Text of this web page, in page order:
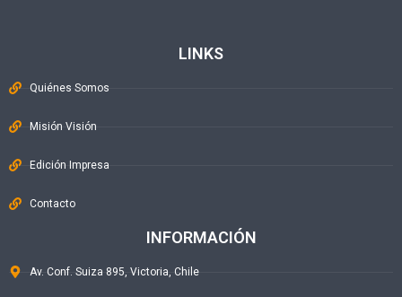
LINKS
Quiénes Somos
Misión Visión
Edición Impresa
Contacto
INFORMACIÓN
Av. Conf. Suiza 895, Victoria, Chile